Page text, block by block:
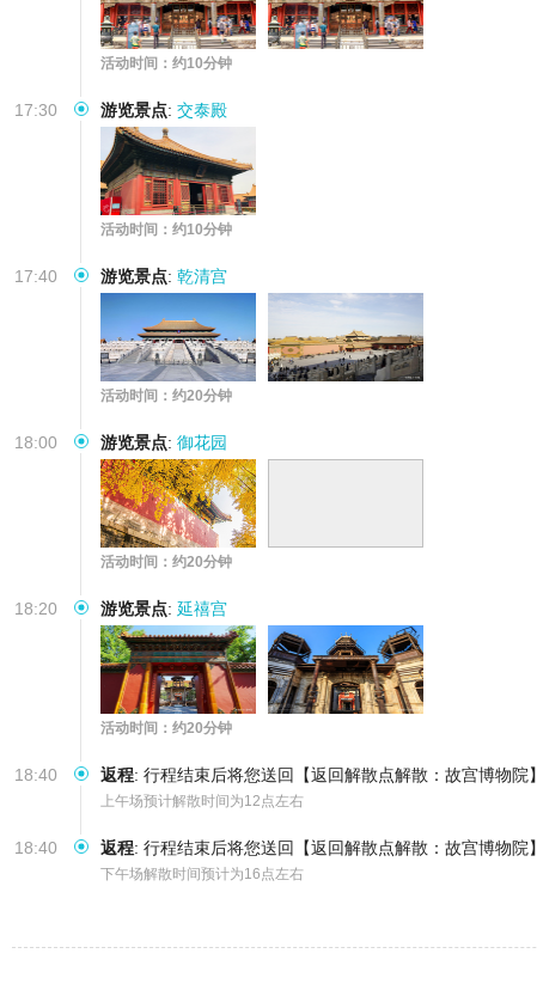
活动时间：约10分钟
17:30 游览景点: 交泰殿
活动时间：约10分钟
17:40 游览景点: 乾清宫
活动时间：约20分钟
18:00 游览景点: 御花园
活动时间：约20分钟
18:20 游览景点: 延禧宫
活动时间：约20分钟
18:40 返程: 行程结束后将您送回【返回解散点解散：故宫博物院】
上午场预计解散时间为12点左右
18:40 返程: 行程结束后将您送回【返回解散点解散：故宫博物院】
下午场解散时间预计为16点左右